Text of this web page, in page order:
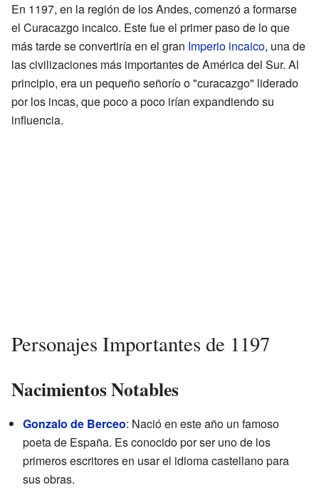
En 1197, en la región de los Andes, comenzó a formarse
el Curacazgo incaico. Este fue el primer paso de lo que
más tarde se convertiría en el gran Imperio incaico, una de
las civilizaciones más importantes de América del Sur. Al
principio, era un pequeño señorío o "curacazgo" liderado
por los incas, que poco a poco irían expandiendo su
influencia.
Personajes Importantes de 1197
Nacimientos Notables
Gonzalo de Berceo: Nació en este año un famoso
poeta de España. Es conocido por ser uno de los
primeros escritores en usar el idioma castellano para
sus obras.